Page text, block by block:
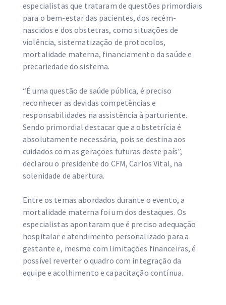
especialistas que trataram de questões primordiais
para o bem-estar das pacientes, dos recém-
nascidos e dos obstetras, como situações de
violência, sistematização de protocolos,
mortalidade materna, financiamento da saúde e
precariedade do sistema.
“É uma questão de saúde pública, é preciso
reconhecer as devidas competências e
responsabilidades na assistência à parturiente.
Sendo primordial destacar que a obstetrícia é
absolutamente necessária, pois se destina aos
cuidados com as gerações futuras deste país”,
declarou o presidente do CFM, Carlos Vital, na
solenidade de abertura.
Entre os temas abordados durante o evento, a
mortalidade materna foi um dos destaques. Os
especialistas apontaram que é preciso adequação
hospitalar e atendimento personalizado para a
gestante e, mesmo com limitações financeiras, é
possível reverter o quadro com integração da
equipe e acolhimento e capacitação contínua.